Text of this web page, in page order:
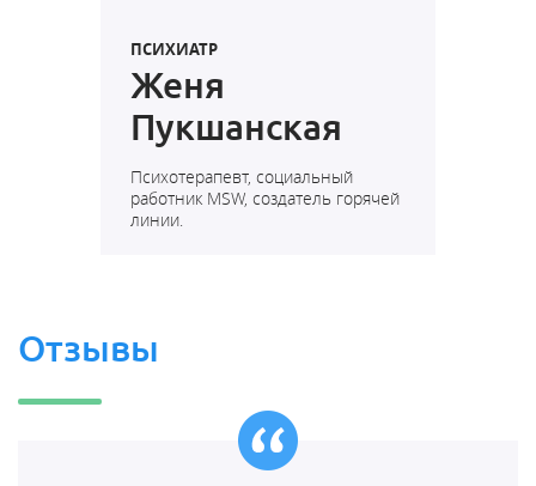
ПСИХИАТР
Женя
Пукшанская
Психотерапевт, социальный
работник MSW, создатель горячей
линии.
Отзывы